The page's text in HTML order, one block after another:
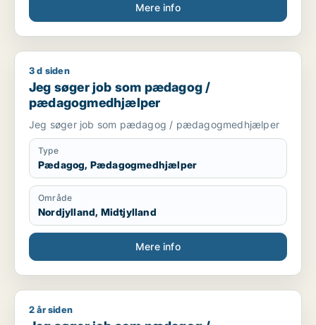
Mere info
Jeg søger job som pædagog / pædagogmedhjælper
3 d siden
Jeg søger job som pædagog /
pædagogmedhjælper
Jeg søger job som pædagog / pædagogmedhjælper
Type
Pædagog, Pædagogmedhjælper
Område
Nordjylland, Midtjylland
Mere info
Jeg søger job som pædagog / pædagogmedhjælper /
2 år siden